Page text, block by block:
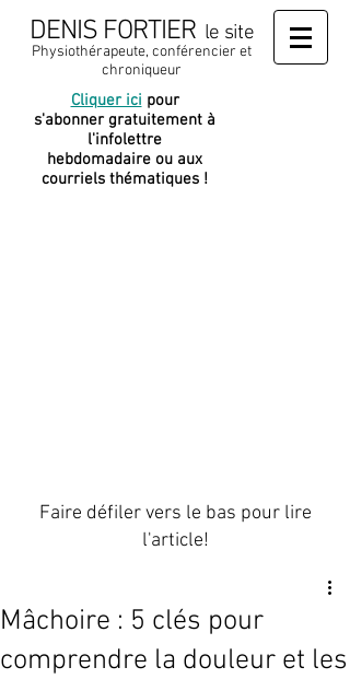
DENIS FORTIER le site
Physiothérapeute, conférencier et
chroniqueur
Cliquer ici pour
s'abonner gratuitement à
l'infolettre
hebdomadaire ou aux
courriels thématiques !
Faire défiler vers le bas pour lire
l'article!
Mâchoire : 5 clés pour
comprendre la douleur et les